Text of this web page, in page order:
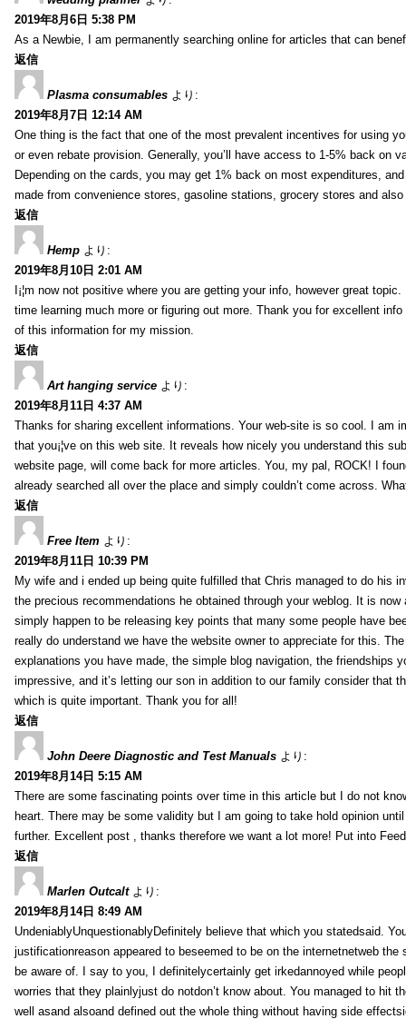
2019年8月6日 5:38 PM
As a Newbie, I am permanently searching online for articles that can
返信
Plasma consumables より:
2019年8月7日 12:14 AM
One thing is the fact that one of the most prevalent incentives for using
or even rebate provision. Generally, you’ll have access to 1-5% back on
Depending on the cards, you may get 1% back on most expenditures,
made from convenience stores, gasoline stations, grocery stores and also
返信
Hemp より:
2019年8月10日 2:01 AM
I¡¦m now not positive where you are getting your info, however great
time learning much more or figuring out more. Thank you for excellent
of this information for my mission.
返信
Art hanging service より:
2019年8月11日 4:37 AM
Thanks for sharing excellent informations. Your web-site is so cool. I am
that you¡¦ve on this web site. It reveals how nicely you understand this
website page, will come back for more articles. You, my pal, ROCK! I
already searched all over the place and simply couldn’t come across.
返信
Free Item より:
2019年8月11日 10:39 PM
My wife and i ended up being quite fulfilled that Chris managed to do his
the precious recommendations he obtained through your weblog. It is now
simply happen to be releasing key points that many some people have
really do understand we have the website owner to appreciate for this.
explanations you have made, the simple blog navigation, the friendships
impressive, and it’s letting our son in addition to our family consider that
which is quite important. Thank you for all!
返信
John Deere Diagnostic and Test Manuals より:
2019年8月14日 5:15 AM
There are some fascinating points over time in this article but I do not
heart. There may be some validity but I am going to take hold opinion
further. Excellent post , thanks therefore we want a lot more! Put into
返信
Marlen Outcalt より:
2019年8月14日 8:49 AM
UndeniablyUnquestionablyDefinitely believe that which you statedsaid.
justificationreason appeared to beseemed to be on the internetnetweb
be aware of. I say to you, I definitelycertainly get irkedannoyed while
worries that they plainlyjust do notdon’t know about. You managed to hit
well asand alsoand defined out the whole thing without having side